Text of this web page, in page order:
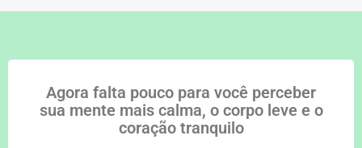
Agora falta pouco para você perceber
sua mente mais calma, o corpo leve e o
coração tranquilo